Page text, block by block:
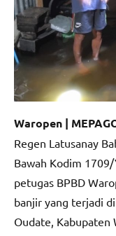
Waropen |
Regen Latusanay
Bawah Kodim
petugas BPBD
banjir yang terjadi
Oudate, Kabupaten